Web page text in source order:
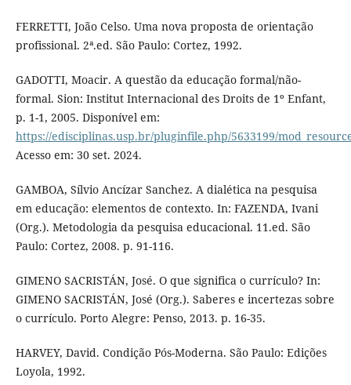
FERRETTI, João Celso. Uma nova proposta de orientação
profissional. 2ª.ed. São Paulo: Cortez, 1992.
GADOTTI, Moacir. A questão da educação formal/não-
formal. Sion: Institut Internacional des Droits de 1º Enfant,
p. 1-1, 2005. Disponível em:
https://edisciplinas.usp.br/pluginfile.php/5633199/
Acesso em: 30 set. 2024.
GAMBOA, Sílvio Ancízar Sanchez. A dialética na pesquisa
em educação: elementos de contexto. In: FAZENDA, Ivani
(Org.). Metodologia da pesquisa educacional. 11.ed. São
Paulo: Cortez, 2008. p. 91-116.
GIMENO SACRISTÁN, José. O que significa o currículo? In:
GIMENO SACRISTÁN, José (Org.). Saberes e incertezas sobre
o currículo. Porto Alegre: Penso, 2013. p. 16-35.
HARVEY, David. Condição Pós-Moderna. São Paulo: Edições
Loyola, 1992.